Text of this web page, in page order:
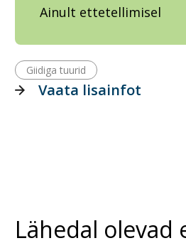
Ainult ettetellimisel
Giidiga tuurid
Vaata lisainfot
Lähedal olevad